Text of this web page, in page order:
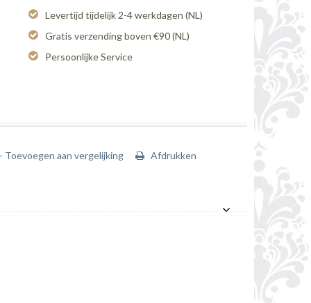
Levertijd tijdelijk 2-4 werkdagen (NL)
Gratis verzending boven €90 (NL)
Persoonlijke Service
Toevoegen aan vergelijking Afdrukken